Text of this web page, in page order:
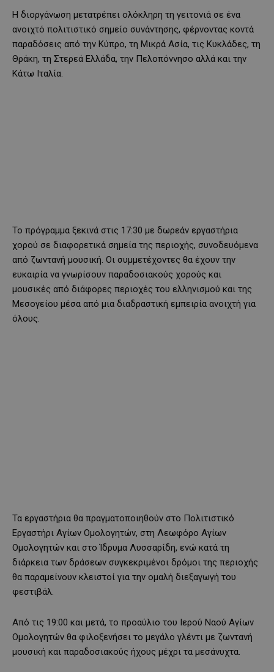
Η διοργάνωση μετατρέπει ολόκληρη τη γειτονιά σε ένα
ανοιχτό πολιτιστικό σημείο συνάντησης, φέρνοντας κοντά
παραδόσεις από την Κύπρο, τη Μικρά Ασία, τις Κυκλάδες, τη
Θράκη, τη Στερεά Ελλάδα, την Πελοπόννησο αλλά και την
Κάτω Ιταλία.
Το πρόγραμμα ξεκινά στις 17:30 με δωρεάν εργαστήρια
χορού σε διαφορετικά σημεία της περιοχής, συνοδευόμενα
από ζωντανή μουσική. Οι συμμετέχοντες θα έχουν την
ευκαιρία να γνωρίσουν παραδοσιακούς χορούς και
μουσικές από διάφορες περιοχές του ελληνισμού και της
Μεσογείου μέσα από μια διαδραστική εμπειρία ανοιχτή για
όλους.
Τα εργαστήρια θα πραγματοποιηθούν στο Πολιτιστικό
Εργαστήρι Αγίων Ομολογητών, στη Λεωφόρο Αγίων
Ομολογητών και στο Ίδρυμα Λυσσαρίδη, ενώ κατά τη
διάρκεια των δράσεων συγκεκριμένοι δρόμοι της περιοχής
θα παραμείνουν κλειστοί για την ομαλή διεξαγωγή του
φεστιβάλ.
Από τις 19:00 και μετά, το προαύλιο του Ιερού Ναού Αγίων
Ομολογητών θα φιλοξενήσει το μεγάλο γλέντι με ζωντανή
μουσική και παραδοσιακούς ήχους μέχρι τα μεσάνυχτα.